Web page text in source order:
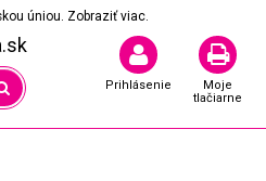
úniou. Zobraziť viac.
Prihlásenie
Moje
tlačiarne